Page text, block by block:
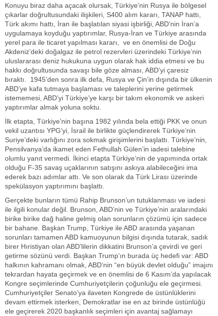
Konuyu biraz daha açacak olursak, Türkiye’nin Rusya ile bölgesel
çıkarlar doğrultusundaki ilişkileri, S400 alım kararı, TANAP hattı,
Türk akımı hattı, İran ile başlatılan siyasi işbirliği, ABD’nin İran’a
uygulamaya koyduğu yaptırımlar, Rusya-İran ve Türkiye arasında
yerel para ile ticaret yapılması kararı, ve en önemlisi de Doğu
Akdeniz’deki doğalgaz ile petrol rezervleri üzerindeki Türkiye’nin
uluslararası deniz hukukuna uygun olarak hak iddia etmesi ve bu
hakkı doğrultusunda savaşı bile göze alması, ABD’yi çaresiz
bıraktı. 1945’den sonra ilk defa, Rusya ve Çin’in dışında bir ülkenin
ABD’ye kafa tutmaya başlaması ve taleplerini yerine getirmek
istememesi, ABD’yi Türkiye’ye karşı bir takım ekonomik ve askeri
yaptırımlar almak yoluna soktu.
İlk etapta, Türkiye’nin başına 1982 yılında bela ettiği PKK ve onun
vekil uzantısı YPG’yi, İsrail ile birlikte güçlendirerek Türkiye’nin
Suriye’deki varlığını zora sokmak girişimlerini başlattı. Türkiye’nin,
Pensilvanya’da ikamet eden Fethullah Gülen’in iadesi talebine
olumlu yanıt vermedi. İkinci etapta Türkiye’nin de yapımında ortak
olduğu F-35 savaş uçaklarının satışını askıya alabileceğini ima
ederek bazı adımlar attı. Ve son olarak da Türk Lirası üzerinde
spekülasyon yaptırımını başlattı.
Gerçekte bunların tümü Rahip Brunson’un tutuklanması ve iadesi
ile ilgili konular değil. Brunson, ABD’nin ve Türkiye’nin aralarındaki
birike birike dağ haline gelmiş olan sorunların çözümü için sadece
bir bahane. Başkan Trump, Türkiye ile ABD arasında yaşanan
sorunları tamamen ABD kamuoyunun bilgisi dışında tutarak, sadık
birer Hıristiyan olan ABD’lilerin dikkatini Brunson’a çevirdi ve geri
getirme sözünü verdi. Başkan Trump’ın burada üç hedefi var: ABD
halkının kahramanı olmak, ABD’nin “en büyük devlet olduğu” imajını
tekrardan hayata geçirmek ve en önemlisi de 6 Kasım’da yapılacak
Kongre seçimlerinde Cumhuriyetçilerin çoğunluğu ele geçirmesi.
Cumhuriyetçiler Senato’ya ilaveten Kongrede de üstünlüklerini
devam ettirmek isterken, Demokratlar ise en az birinde üstünlüğü
ele geçirerek 2020 başkanlık seçimleri için avantaj sağlamayı